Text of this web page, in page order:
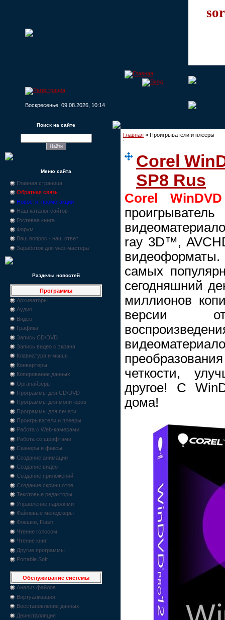
Воскресенье, 09.08.2026, 10:14
Поиск на сайте
Меню сайта
Главная страница
Обратная связь
Новости, промо-акции
Наш каталог сайтов
Гостевая книга
Форум
Ваш вопрос - наш ответ
Заработок для web-мастера
Разделы новостей
Программы
Архиваторы
Аудио
Видео
Графика
Запись CD/DVD
Запись видео с экрана
Клавиатура и мышь
Конвертеры
Копирование данных
Органайзеры
Программы для CD/DVD
Программы для мониторов
Программы для печати
Проигрыватели и плееры
Работа с Web-камерами
Работа со шрифтами
Сканеры и факсы
Создание анимации
Создание видео
Создание приложений
Создание скриншотов
Текстовые редакторы
Управление паролями
Файловые менеджеры
Флешки, Flash
Чтение голосом
Чтение книг
Другие программы
Portable Soft
Обслуживание системы
Анализ файлов
Виртуализация
Восстановление данных
Деинсталляция
Главная » Проигрыватели и плееры
Corel
SP8 Rus
Corel
ray 3D™,
самых
сегодняшний
миллионов
версии
четкости,
другое! С
дома!